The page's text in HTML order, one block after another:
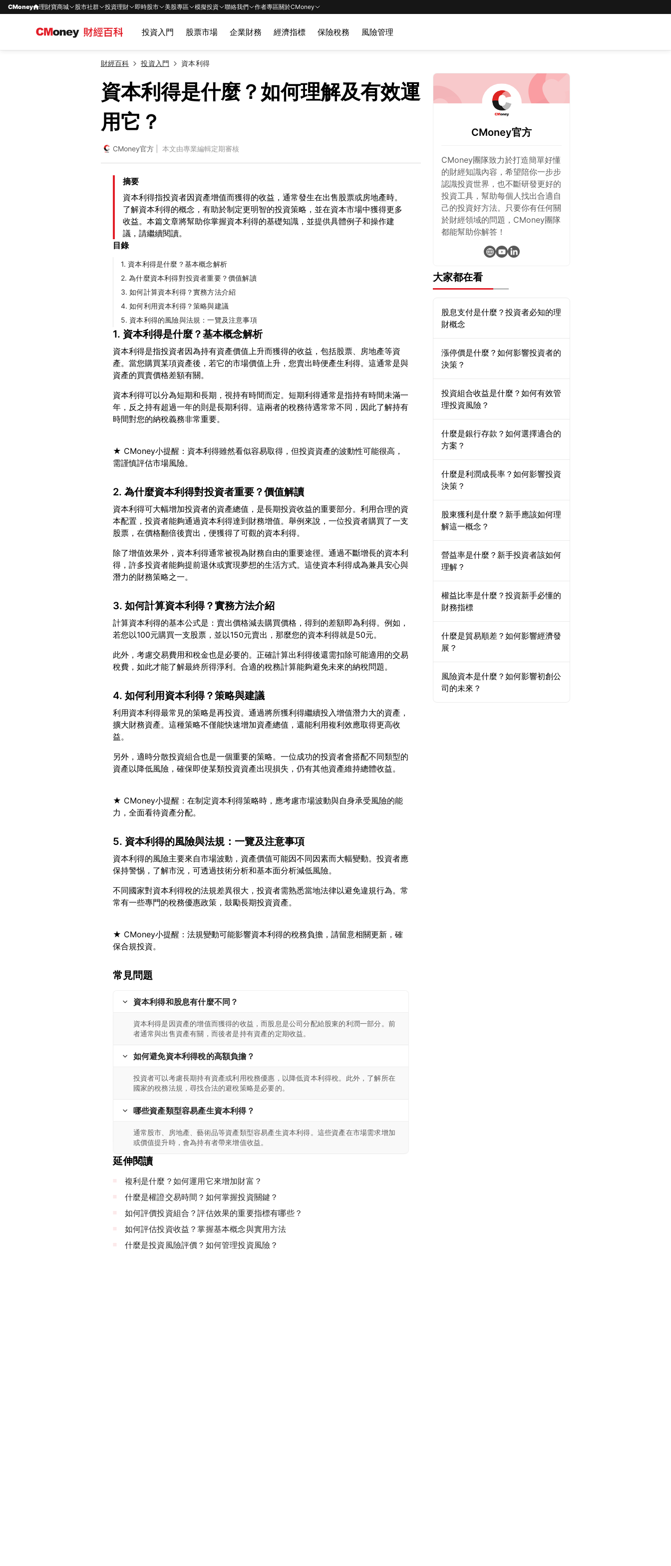
CMoney 理財寶商城 股市社群 投資理財 即時股市 美股專區 模擬投資 聯絡我們 作者專區關於CMoney
投資入門 股票市場 企業財務 經濟指標 保險稅務 風險管理
財經百科 投資入門 資本利得
資本利得是什麼？如何理解及有效運
用它？
CMoney官方| 本文由專業編輯定期審核
摘要
資本利得指投資者因資產增值而獲得的收益，通常發生在出售股票或房地產時。
了解資本利得的概念，有助於制定更明智的投資策略，並在資本市場中獲得更多
收益。本篇文章將幫助你掌握資本利得的基礎知識，並提供具體例子和操作建
議，請繼續閱讀。
目錄
1. 資本利得是什麼？基本概念解析
2. 為什麼資本利得對投資者重要？價值解讀
3. 如何計算資本利得？實務方法介紹
4. 如何利用資本利得？策略與建議
5. 資本利得的風險與法規：一覽及注意事項
1. 資本利得是什麼？基本概念解析
資本利得是指投資者因為持有資產價值上升而獲得的收益，包括股票、房地產等資
產。當您購買某項資產後，若它的市場價值上升，您賣出時便產生利得。這通常是與
資本利得可以分為短期和長期，視持有時間而定。短期利得通常是指持有時間未滿一
年，反之持有超過一年的則是長期利得。這兩者的稅務待遇常常不同，因此了解持有
★ CMoney小提醒：資本利得雖然看似容易取得，但投資資產的波動性可能很高，
2. 為什麼資本利得對投資者重要？價值解讀
資本利得可大幅增加投資者的資產總值，是長期投資收益的重要部分。利用合理的資
本配置，投資者能夠通過資本利得達到財務增值。舉例來說，一位投資者購買了一支
除了增值效果外，資本利得通常被視為財務自由的重要途徑。通過不斷增長的資本利
得，許多投資者能夠提前退休或實現夢想的生活方式。這使資本利得成為兼具安心與
3. 如何計算資本利得？實務方法介紹
計算資本利得的基本公式是：賣出價格減去購買價格，得到的差額即為利得。例如，
此外，考慮交易費用和稅金也是必要的。正確計算出利得後還需扣除可能適用的交易
4. 如何利用資本利得？策略與建議
利用資本利得最常見的策略是再投資。通過將所獲利得繼續投入增值潛力大的資產，
擴大財務資產。這種策略不僅能快速增加資產總值，還能利用複利效應取得更高收
另外，適時分散投資組合也是一個重要的策略。一位成功的投資者會搭配不同類型的
★ CMoney小提醒：在制定資本利得策略時，應考慮市場波動與自身承受風險的能
5. 資本利得的風險與法規：一覽及注意事項
資本利得的風險主要來自市場波動，資產價值可能因不同因素而大幅變動。投資者應
不同國家對資本利得稅的法規差異很大，投資者需熟悉當地法律以避免違規行為。常
★ CMoney小提醒：法規變動可能影響資本利得的稅務負擔，請留意相關更新，確
常見問題
資本利得和股息有什麼不同？
資本利得是因資產的增值而獲得的收益，而股息是公司分配給股東的利潤一部分。前
者通常與出售資產有關，而後者是持有資產的定期收益。
如何避免資本利得稅的高額負擔？
投資者可以考慮長期持有資產或利用稅務優惠，以降低資本利得稅。此外，了解所在
國家的稅務法規，尋找合法的避稅策略是必要的。
哪些資產類型容易產生資本利得？
通常股市、房地產、藝術品等資產類型容易產生資本利得。這些資產在市場需求增加
或價值提升時，會為持有者帶來增值收益。
延伸閱讀
複利是什麼？如何運用它來增加財富？
什麼是權證交易時間？如何掌握投資關鍵？
如何評價投資組合？評估效果的重要指標有哪些？
如何評估投資收益？掌握基本概念與實用方法
什麼是投資風險評價？如何管理投資風險？
CMoney官方
CMoney團隊致力於打造簡單好懂
的財經知識內容，希望陪你一步步
認識投資世界，也不斷研發更好的
投資工具，幫助每個人找出合適自
己的投資好方法。只要你有任何關
於財經領域的問題，CMoney團隊
都能幫助你解答！
大家都在看
股息支付是什麼？投資者必知的理
財概念
漲停價是什麼？如何影響投資者的
決策？
投資組合收益是什麼？如何有效管
理投資風險？
什麼是銀行存款？如何選擇適合的
方案？
什麼是利潤成長率？如何影響投資
決策？
股東獲利是什麼？新手應該如何理
解這一概念？
營益率是什麼？新手投資者該如何
理解？
權益比率是什麼？投資新手必懂的
財務指標
什麼是貿易順差？如何影響經濟發
展？
風險資本是什麼？如何影響初創公
司的未來？